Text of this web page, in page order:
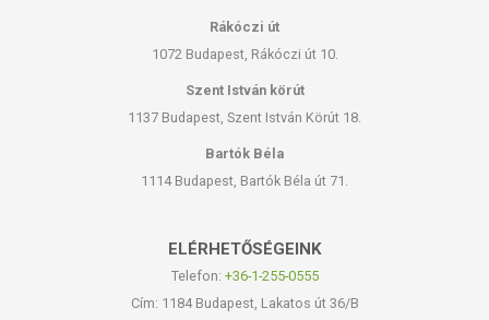
Rákóczi út
1072 Budapest, Rákóczi út 10.
Szent István körút
1137 Budapest, Szent István Körút 18.
Bartók Béla
1114 Budapest, Bartók Béla út 71.
ELÉRHETŐSÉGEINK
Telefon: +36-1-255-0555
Cím: 1184 Budapest, Lakatos út 36/B